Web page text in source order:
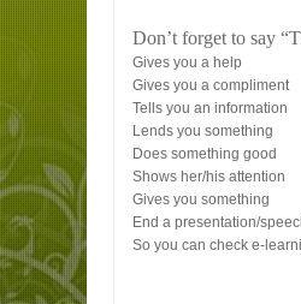
Don’t forget to say
Gives you a help
Gives you a compliment
Tells you an information
Lends you something
Does something good
Shows her/his attention
Gives you something
End a presentation/
So you can check e-